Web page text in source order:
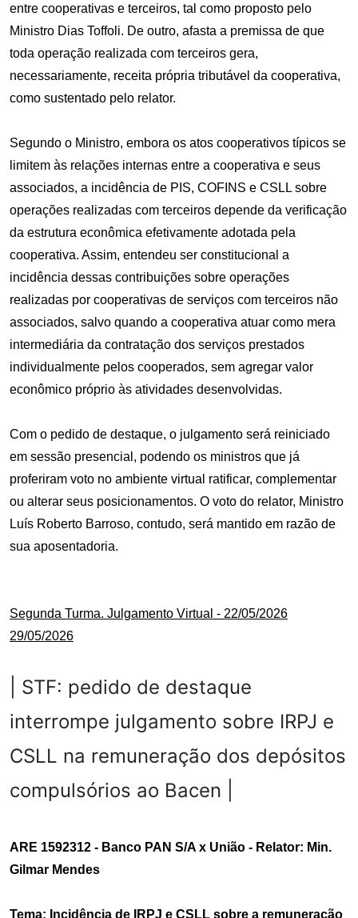
entre cooperativas e terceiros, tal como proposto pelo
Ministro Dias Toffoli. De outro, afasta a premissa de que
toda operação realizada com terceiros gera,
necessariamente, receita própria tributável da cooperativa,
como sustentado pelo relator.
Segundo o Ministro, embora os atos cooperativos típicos se
limitem às relações internas entre a cooperativa e seus
associados, a incidência de PIS, COFINS e CSLL sobre
operações realizadas com terceiros depende da verificação
da estrutura econômica efetivamente adotada pela
cooperativa. Assim, entendeu ser constitucional a
incidência dessas contribuições sobre operações
realizadas por cooperativas de serviços com terceiros não
associados, salvo quando a cooperativa atuar como mera
intermediária da contratação dos serviços prestados
individualmente pelos cooperados, sem agregar valor
econômico próprio às atividades desenvolvidas.
Com o pedido de destaque, o julgamento será reiniciado
em sessão presencial, podendo os ministros que já
proferiram voto no ambiente virtual ratificar, complementar
ou alterar seus posicionamentos. O voto do relator, Ministro
Luís Roberto Barroso, contudo, será mantido em razão de
sua aposentadoria.
Segunda Turma. Julgamento Virtual - 22/05/2026
29/05/2026
STF: pedido de destaque
interrompe julgamento sobre IRPJ e
CSLL na remuneração dos depósitos
compulsórios ao Bacen |
ARE 1592312 - Banco PAN S/A x União - Relator: Min.
Gilmar Mendes
Tema: Incidência de IRPJ e CSLL sobre a remuneração